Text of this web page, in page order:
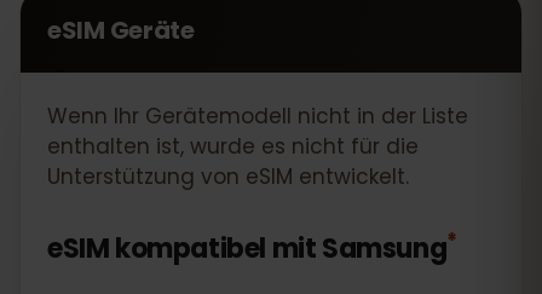
eSIM Geräte
Wenn Ihr Gerätemodell nicht in der Liste
enthalten ist, wurde es nicht für die
Unterstützung von eSIM entwickelt.
eSIM kompatibel mitSamsung*